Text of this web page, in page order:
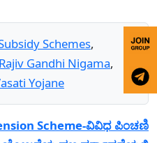
Schemes,
Rajiv Gandhi Nigama,
Yojane
Scheme-ವಿವಿಧ ಪಿಂಚಣಿ